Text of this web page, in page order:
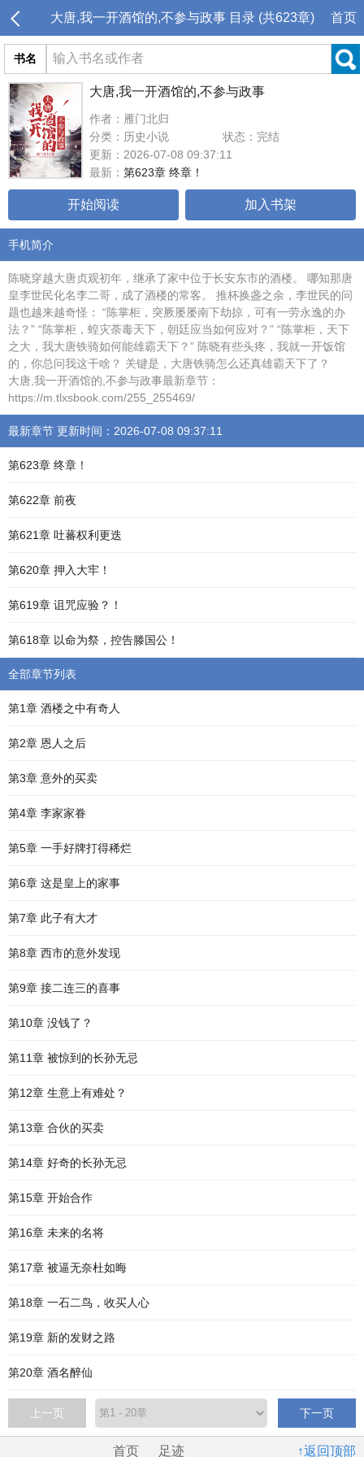
大唐,我一开酒馆的,不参与政事 目录 (共623章) 首页
书名
大唐,我一开酒馆的,不参与政事
作者：雁门北归
分类：历史小说
状态：完结
更新：2026-07-08 09:37:11
最新： 第623章 终章！
开始阅读 加入书架
手机简介
陈晓穿越大唐贞观初年，继承了家中位于长安东市的酒楼。 哪知那唐
皇李世民化名李二哥，成了酒楼的常客。 推杯换盏之余，李世民的问
题也越来越奇怪： “陈掌柜，突厥屡屡南下劫掠，可有一劳永逸的办
法？” “陈掌柜，蝗灾荼毒天下，朝廷应当如何应对？” “陈掌柜，天下
之大，我大唐铁骑如何能雄霸天下？” 陈晓有些头疼，我就一开饭馆
的，你总问我这干啥？ 关键是，大唐铁骑怎么还真雄霸天下了？
大唐,我一开酒馆的,不参与政事最新章节：
https://m.tlxsbook.com/255_255469/
最新章节 更新时间：2026-07-08 09:37:11
第623章 终章！
第622章 前夜
第621章 吐蕃权利更迭
第620章 押入大牢！
第619章 诅咒应验？！
第618章 以命为祭，控告滕国公！
全部章节列表
第1章 酒楼之中有奇人
第2章 恩人之后
第3章 意外的买卖
第4章 李家家眷
第5章 一手好牌打得稀烂
第6章 这是皇上的家事
第7章 此子有大才
第8章 西市的意外发现
第9章 接二连三的喜事
第10章 没钱了？
第11章 被惊到的长孙无忌
第12章 生意上有难处？
第13章 合伙的买卖
第14章 好奇的长孙无忌
第15章 开始合作
第16章 未来的名将
第17章 被逼无奈杜如晦
第18章 一石二鸟，收买人心
第19章 新的发财之路
第20章 酒名醉仙
上一页 下一页
↑返回顶部
首页 足迹